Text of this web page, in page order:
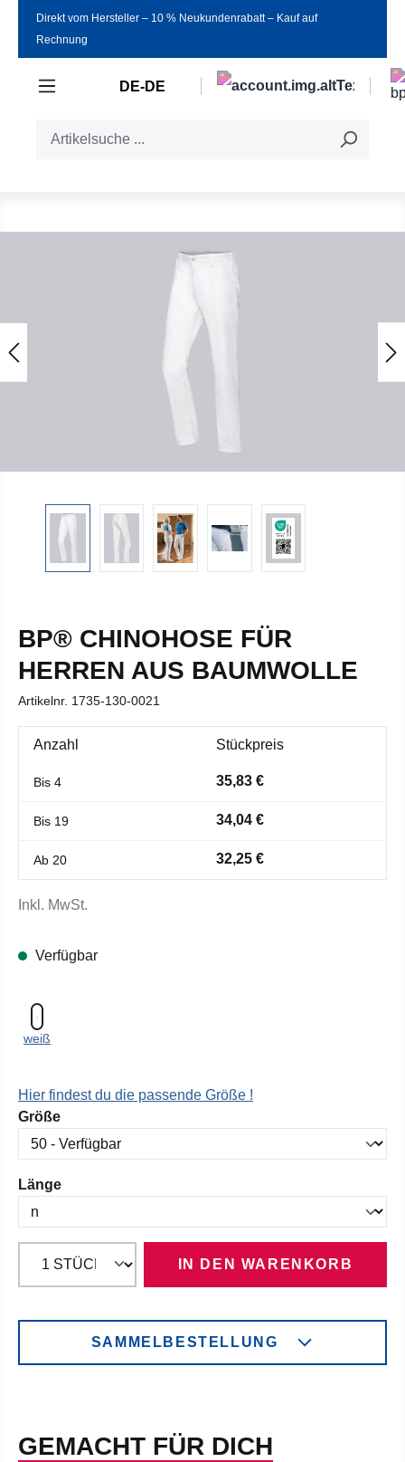
Zum Hauptinhalt springen
Direkt vom Hersteller ‒ 10 % Neukundenrabatt ‒ Kauf auf
Rechnung
DE-DE
BP® CHINOHOSE FÜR
HERREN AUS BAUMWOLLE
Artikelnr. 1735-130-0021
Anzahl Stückpreis
Bis 4 35,83 €
Bis 19 34,04 €
Ab 20 32,25 €
Inkl. MwSt.
Verfügbar
weiß
Hier findest du die passende Größe !
Größeauswählen
Längeauswählen
IN DEN WARENKORB
SAMMELBESTELLUNG
GEMACHT FÜR DICH